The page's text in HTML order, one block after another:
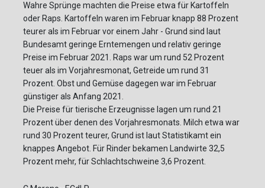
Wahre Sprünge machten die Preise etwa für Kartoffeln
oder Raps. Kartoffeln waren im Februar knapp 88 Prozent
teurer als im Februar vor einem Jahr - Grund sind laut
Bundesamt geringe Erntemengen und relativ geringe
Preise im Februar 2021. Raps war um rund 52 Prozent
teuer als im Vorjahresmonat, Getreide um rund 31
Prozent. Obst und Gemüse dagegen war im Februar
günstiger als Anfang 2021.
Die Preise für tierische Erzeugnisse lagen um rund 21
Prozent über denen des Vorjahresmonats. Milch etwa war
rund 30 Prozent teurer, Grund ist laut Statistikamt ein
knappes Angebot. Für Rinder bekamen Landwirte 32,5
Prozent mehr, für Schlachtschweine 3,6 Prozent.